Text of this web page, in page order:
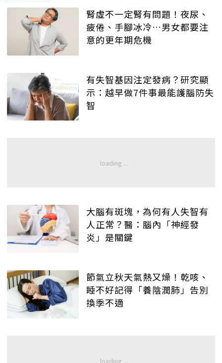
腎虛不一定腎有問題！夜尿、
疲倦、手腳冰冷…男女都要注
意的更年期危機
有失智基因注定發病？研究顯
示：越早做7件事最能護腦防失
智
大腦有斑塊，為何有人失智有
人正常？醫：腦內「神經發
炎」是關鍵
節氣立秋天氣熱又燥！乾咳、
睡不好記得「養陰潤肺」告別
換季不適